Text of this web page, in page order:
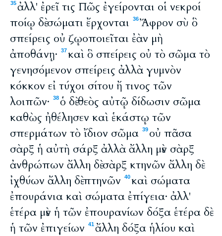
35ἀλλ' ἐρεῖ τις Πῶς ἐγείρονται οἱ νεκροί
ποίῳ δὲ σώματι ἔρχονται 36Ἄφρον σὺ ὃ
σπείρεις οὐ ζῳοποιεῖται ἐὰν μὴ
ἀποθάνῃ·
37καὶ ὃ σπείρεις οὐ τὸ σῶμα τὸ
γενησόμενον σπείρεις ἀλλὰ γυμνὸν
κόκκον εἰ τύχοι σίτου ἤ τινος τῶν
λοιπῶν·
38ὁ δὲ θεὸς αὐτῷ δίδωσιν σῶμα
καθὼς ἠθέλησεν καὶ ἑκάστῳ τῶν
σπερμάτων τὸ ἴδιον σῶμα
39 οὐ πᾶσα
σὰρξ ἡ αὐτὴ σάρξ ἀλλὰ ἄλλη μὲν σὰρξ
ἀνθρώπων ἄλλη δὲ σὰρξ κτηνῶν ἄλλη δὲ
ἰχθύων ἄλλη δὲ πτηνῶν
40καὶ σώματα
ἐπουράνια καὶ σώματα ἐπίγεια· ἀλλ'
ἑτέρα μὲν ἡ τῶν ἐπουρανίων δόξα ἑτέρα δὲ
ἡ τῶν ἐπιγείων
41ἄλλη δόξα ἡλίου καὶ